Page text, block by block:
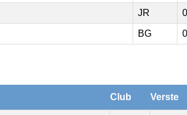
JR
BG
Club Verste